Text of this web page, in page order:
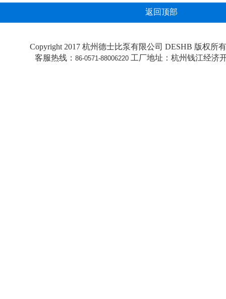
返回顶部
Copyright 2017 杭州德士比泵有限公司 DESHB 版权所
客服热线： 86-0571-88006220 工厂地址：杭州钱江经济